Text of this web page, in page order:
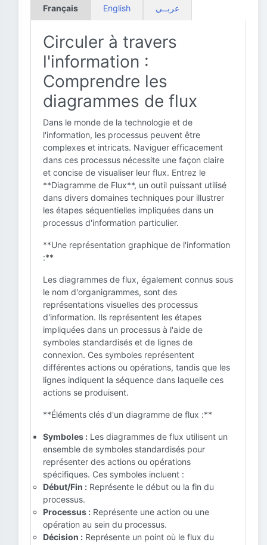
Français English عربــي
Circuler à travers
l'information :
Comprendre les
diagrammes de flux
Dans le monde de la technologie et de
l'information, les processus peuvent être
complexes et intricats. Naviguer efficacement
dans ces processus nécessite une façon claire
et concise de visualiser leur flux. Entrez le
**Diagramme de Flux**, un outil puissant utilisé
dans divers domaines techniques pour illustrer
les étapes séquentielles impliquées dans un
processus d'information particulier.
**Une représentation graphique de l'information
:**
Les diagrammes de flux, également connus sous
le nom d'organigrammes, sont des
représentations visuelles des processus
d'information. Ils représentent les étapes
impliquées dans un processus à l'aide de
symboles standardisés et de lignes de
connexion. Ces symboles représentent
différentes actions ou opérations, tandis que les
lignes indiquent la séquence dans laquelle ces
actions se produisent.
**Éléments clés d'un diagramme de flux :**
Symboles : Les diagrammes de flux utilisent un
ensemble de symboles standardisés pour
représenter des actions ou opérations
spécifiques. Ces symboles incluent :
Début/Fin : Représente le début ou la fin du
processus.
Processus : Représente une action ou une
opération au sein du processus.
Décision : Représente un point où le flux du